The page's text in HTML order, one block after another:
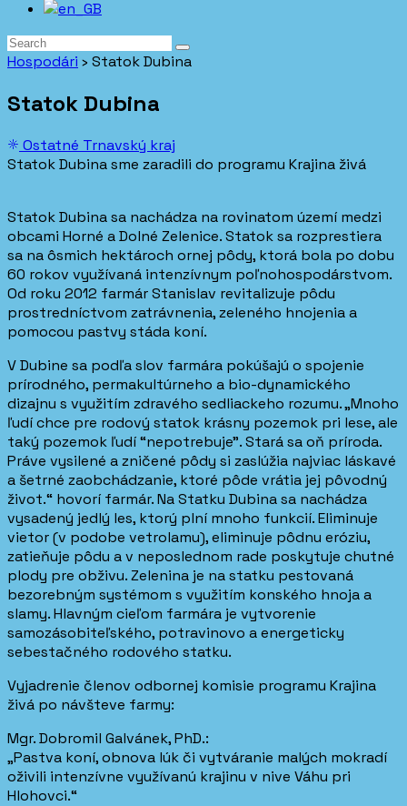
Hospodári › Statok Dubina
Statok Dubina
Ostatné Trnavský kraj
Statok Dubina sme zaradili do programu Krajina živá
Statok Dubina sa nachádza na rovinatom území medzi
obcami Horné a Dolné Zelenice. Statok sa rozprestiera
sa na ôsmich hektároch ornej pôdy, ktorá bola po dobu
60 rokov využívaná intenzívnym poľnohospodárstvom.
Od roku 2012 farmár Stanislav revitalizuje pôdu
prostredníctvom zatrávnenia, zeleného hnojenia a
pomocou pastvy stáda koní.
V Dubine sa podľa slov farmára pokúšajú o spojenie
prírodného, permakultúrneho a bio-dynamického
dizajnu s využitím zdravého sedliackeho rozumu. „Mnoho
ľudí chce pre rodový statok krásny pozemok pri lese, ale
taký pozemok ľudí “nepotrebuje”. Stará sa oň príroda.
Práve vysilené a zničené pôdy si zaslúžia najviac láskavé
a šetrné zaobchádzanie, ktoré pôde vrátia jej pôvodný
život.“ hovorí farmár. Na Statku Dubina sa nachádza
vysadený jedlý les, ktorý plní mnoho funkcií. Eliminuje
vietor (v podobe vetrolamu), eliminuje pôdnu eróziu,
zatieňuje pôdu a v neposlednom rade poskytuje chutné
plody pre obživu. Zelenina je na statku pestovaná
bezorebným systémom s využitím konského hnoja a
slamy. Hlavným cieľom farmára je vytvorenie
samozásobiteľského, potravinovo a energeticky
sebestačného rodového statku.
Vyjadrenie členov odbornej komisie programu Krajina
živá po návšteve farmy:
Mgr. Dobromil Galvánek, PhD.:
„Pastva koní, obnova lúk či vytváranie malých mokradí
oživili intenzívne využívanú krajinu v nive Váhu pri
Hlohovci.“